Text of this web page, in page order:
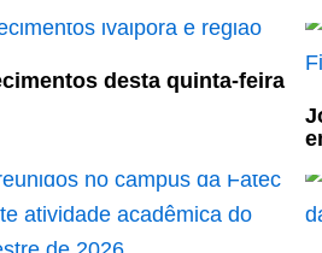
desta quinta-feira